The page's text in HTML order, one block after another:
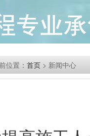
位置： 首页 > 新闻中心